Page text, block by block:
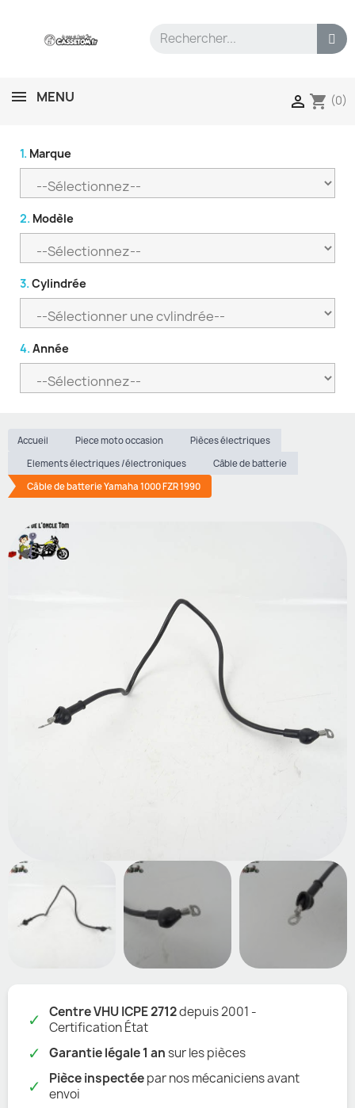
MENU  shopping_cart (0)
1. Marque
2. Modèle
3. Cylindrée
4. Année
Accueil Piece moto occasion
Pièces électriques
Elements électriques /électroniques
Câble de batterie
Câble de batterie Yamaha 1000 FZR 1990
✓ Centre VHU ICPE 2712depuis 2001 -
Certification État
✓ Garantie légale 1 ansur les pièces
✓ Pièce inspectéepar nos mécaniciens avant
envoi